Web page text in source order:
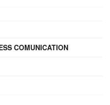
COMUNICATION